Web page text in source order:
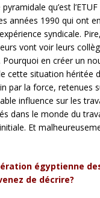
qu’est
années 1990 qui ont
syndicale.
vont voir leurs
Pourquoi en créer un
cette situation
par la force,
influence sur les
le monde du
Et
égyptienne
de décrire?